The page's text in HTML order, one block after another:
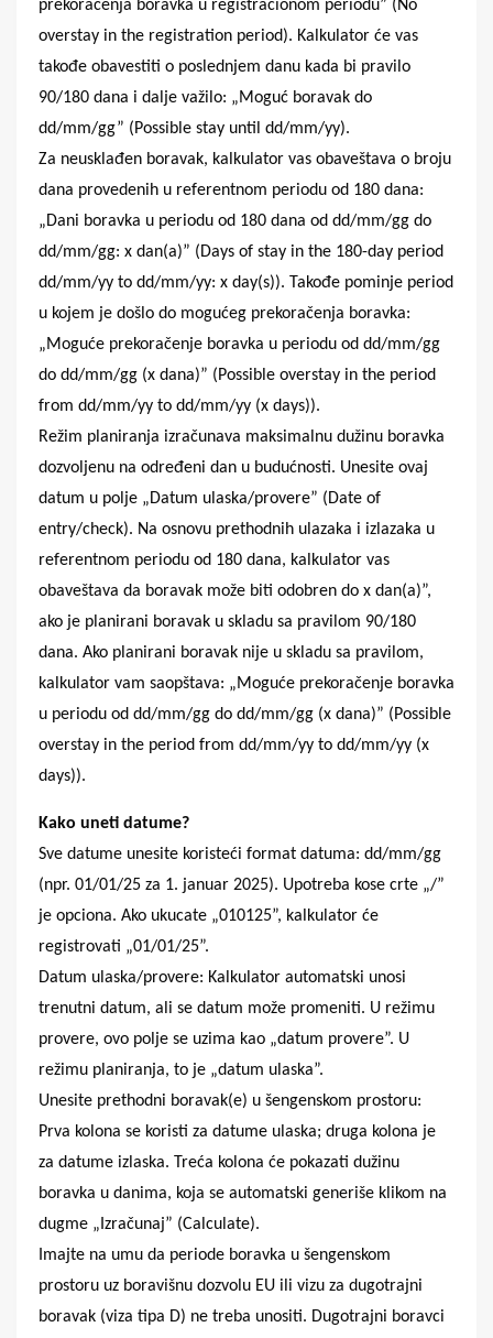
prekoračenja boravka u registracionom periodu” (No
overstay in the registration period). Kalkulator će vas
takođe obavestiti o poslednjem danu kada bi pravilo
90/180 dana i dalje važilo: „Moguć boravak do
dd/mm/gg” (Possible stay until dd/mm/yy).
Za neusklađen boravak, kalkulator vas obaveštava o broju
dana provedenih u referentnom periodu od 180 dana:
„Dani boravka u periodu od 180 dana od dd/mm/gg do
dd/mm/gg: x dan(a)” (Days of stay in the 180-day period
dd/mm/yy to dd/mm/yy: x day(s)). Takođe pominje period
u kojem je došlo do mogućeg prekoračenja boravka:
„Moguće prekoračenje boravka u periodu od dd/mm/gg
do dd/mm/gg (x dana)” (Possible overstay in the period
from dd/mm/yy to dd/mm/yy (x days)).
Režim planiranja izračunava maksimalnu dužinu boravka
dozvoljenu na određeni dan u budućnosti. Unesite ovaj
datum u polje „Datum ulaska/provere” (Date of
entry/check). Na osnovu prethodnih ulazaka i izlazaka u
referentnom periodu od 180 dana, kalkulator vas
obaveštava da boravak može biti odobren do x dan(a)”,
ako je planirani boravak u skladu sa pravilom 90/180
dana. Ako planirani boravak nije u skladu sa pravilom,
kalkulator vam saopštava: „Moguće prekoračenje boravka
u periodu od dd/mm/gg do dd/mm/gg (x dana)” (Possible
overstay in the period from dd/mm/yy to dd/mm/yy (x
days)).
Kako uneti datume?
Sve datume unesite koristeći format datuma: dd/mm/gg
(npr. 01/01/25 za 1. januar 2025). Upotreba kose crte „/”
je opciona. Ako ukucate „010125”, kalkulator će
registrovati „01/01/25”.
Datum ulaska/provere: Kalkulator automatski unosi
trenutni datum, ali se datum može promeniti. U režimu
provere, ovo polje se uzima kao „datum provere”. U
režimu planiranja, to je „datum ulaska”.
Unesite prethodni boravak(e) u šengenskom prostoru:
Prva kolona se koristi za datume ulaska; druga kolona je
za datume izlaska. Treća kolona će pokazati dužinu
boravka u danima, koja se automatski generiše klikom na
dugme „Izračunaj” (Calculate).
Imajte na umu da periode boravka u šengenskom
prostoru uz boravišnu dozvolu EU ili vizu za dugotrajni
boravak (viza tipa D) ne treba unositi. Dugotrajni boravci